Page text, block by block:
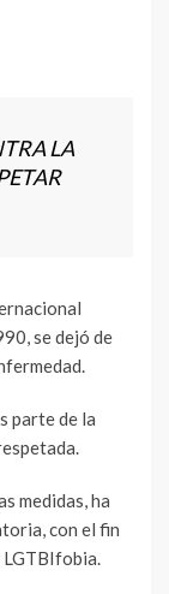
LA
se dejó de
parte de la
medidas, ha
con el fin
LGTBIfobia.